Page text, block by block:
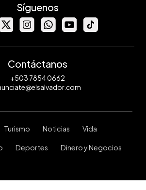
Síguenos
Contáctanos
+503 7854 0662
Turismo Noticias Vida
Deportes Dinero y Negocios